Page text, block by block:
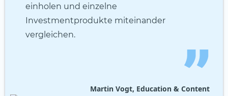
Martin Vogt, Education & Content
einholen und einzelne
Investmentprodukte miteinander
vergleichen.